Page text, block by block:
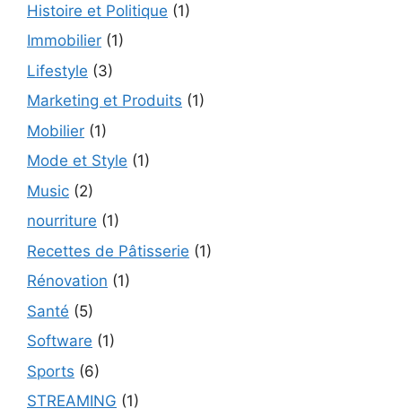
Histoire et Politique (1)
Immobilier (1)
Lifestyle (3)
Marketing et Produits (1)
Mobilier (1)
Mode et Style (1)
Music (2)
nourriture (1)
Recettes de Pâtisserie (1)
Rénovation (1)
Santé (5)
Software (1)
Sports (6)
STREAMING (1)